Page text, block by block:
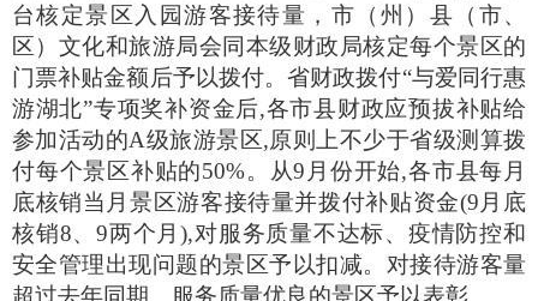
台核定景区入园游客接待量，市（州）县（市、
区）文化和旅游局会同本级财政局核定每个景区的
门票补贴金额后予以拨付。省财政拨付“与爱同行惠
游湖北”专项奖补资金后,各市县财政应预拔补贴给
参加活动的A级旅游景区,原则上不少于省级测算拨
付每个景区补贴的50%。从9 月份开始,各市县每月
底核销当月景区游客接待量并拨付补贴资金(9 月底
核销8、9两个月),对服务质量不达标、疫情防控和
安全管理出现问题的景区予以扣减。对接待游客量
超过去年同期、服务质量优良的景区予以表彰。